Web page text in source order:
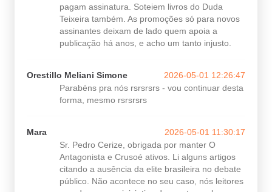
pagam assinatura. Soteiem livros do Duda
Teixeira também. As promoções só para novos
assinantes deixam de lado quem apoia a
publicação há anos, e acho um tanto injusto.
Orestillo Meliani Simone
2026-05-01 12:26:47
Parabéns pra nós rsrsrsrs - vou continuar desta
forma, mesmo rsrsrsrs
Mara
2026-05-01 11:30:17
Sr. Pedro Cerize, obrigada por manter O
Antagonista e Crusoé ativos. Li alguns artigos
citando a ausência da elite brasileira no debate
público. Não acontece no seu caso, nós leitores